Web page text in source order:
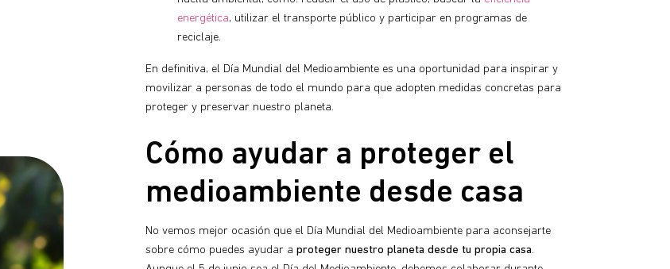
energética, utilizar el transporte público y participar en programas de
reciclaje.
En definitiva, el Día Mundial del Medioambiente es una oportunidad para inspirar y
movilizar a personas de todo el mundo para que adopten medidas concretas para
proteger y preservar nuestro planeta.
Cómo ayudar a proteger el
medioambiente desde casa
No vemos mejor ocasión que el Día Mundial del Medioambiente para aconsejarte
sobre cómo puedes ayudar a proteger nuestro planeta desde tu propia casa.